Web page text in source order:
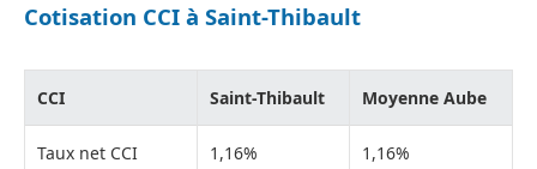
Cotisation CCI à Saint-Thibault
CCI Saint-Thibault Moyenne Aube
Taux net CCI 1,16% 1,16%